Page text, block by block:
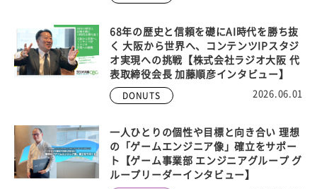
DONUTS 2026.06.01
68年の歴史と信頼を礎にAI時代を勝ち抜
く 大阪から世界へ、コンテンツIPスタジ
オ実現への挑戦【株式会社ラジオ大阪 代
表取締役会長 加藤順彦インタビュー】
一人ひとりの個性や目標と向き合い 理想
の「ゲームエンジニア像」確立をサポー
ト【ゲーム事業部 エンジニアグループ グ
ループリーダーインタビュー】